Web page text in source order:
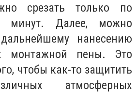
срезать только по
минут. Далее, можно
нанесению
монтажной пены. Это
чтобы как-то защитить
атмосферных